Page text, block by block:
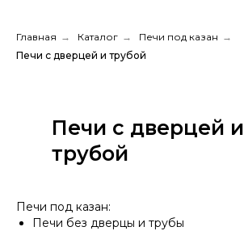
Главная → Каталог → Печи под казан →
Печи с дверцей и трубой
Печи с дверцей и
трубой
Печи под казан:
Печи без дверцы и трубы